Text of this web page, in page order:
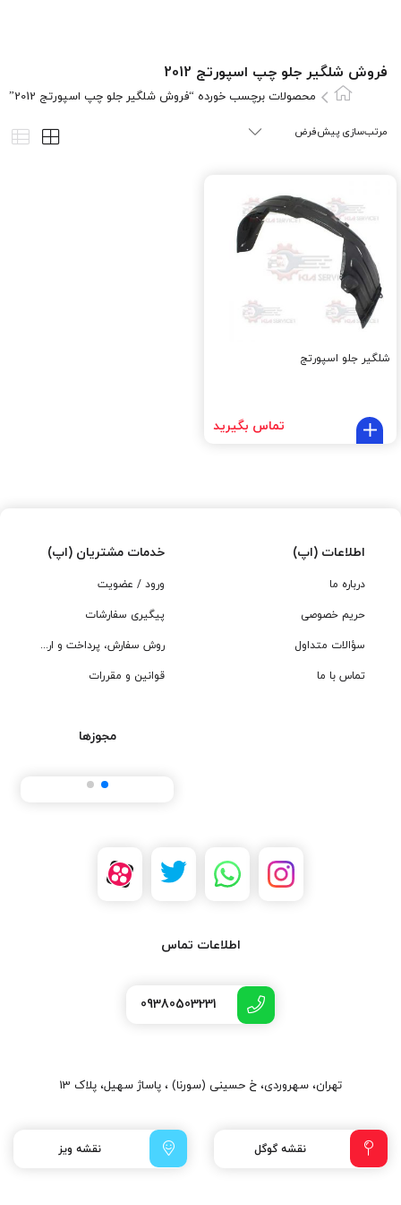
فروش شلگیر جلو چپ اسپورتج 2012
محصولات برچسب خورده “فروش شلگیر جلو چپ اسپورتج 2012”
شلگیر جلو اسپورتج
تماس بگیرید
اطلاعات (اپ)
درباره ما
حریم خصوصی
سؤالات متداول
تماس با ما
خدمات مشتریان (اپ)
ورود / عضویت
پیگیری سفارشات
روش سفارش، پرداخت و ارسال
قوانین و مقررات
مجوزها
اطلاعات تماس
09380503231
تهران، سهروردی، خ حسینی (سورنا) ، پاساژ سهیل، پلاک 13
نقشه گوگل نقشه ویز